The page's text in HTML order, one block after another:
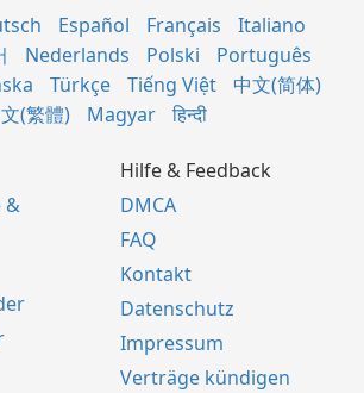
Español Français
Italiano
Nederlands Polski
Português
Türkçe Tiếng Việt
中文(简体)
(繁體)
Magyar हिन्दी
&
Hilfe & Feedback
DMCA
FAQ
Kontakt
Datenschutz
Impressum
Verträge kündigen